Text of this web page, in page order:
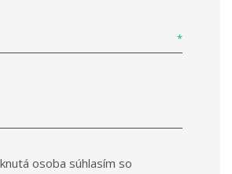
osoba súhlasím so